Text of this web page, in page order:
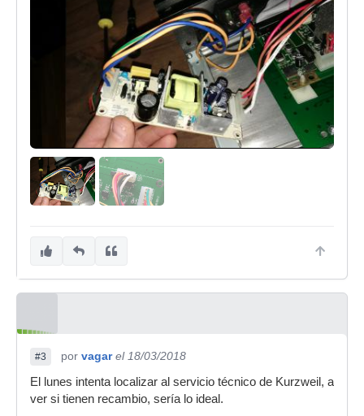
#3 por vagar el 18/03/2018
El lunes intenta localizar al servicio técnico de Kurzweil, a
ver si tienen recambio, sería lo ideal.